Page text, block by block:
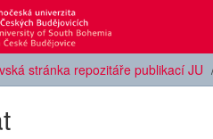
stránka repozitáře publikací JU